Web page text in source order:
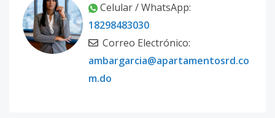
Celular / WhatsApp:
18298483030
Correo Electrónico:
ambargarcia@apartamentosrd.co
m.do